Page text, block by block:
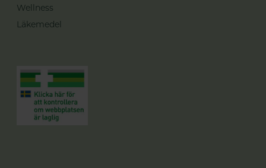
Wellness
Läkemedel